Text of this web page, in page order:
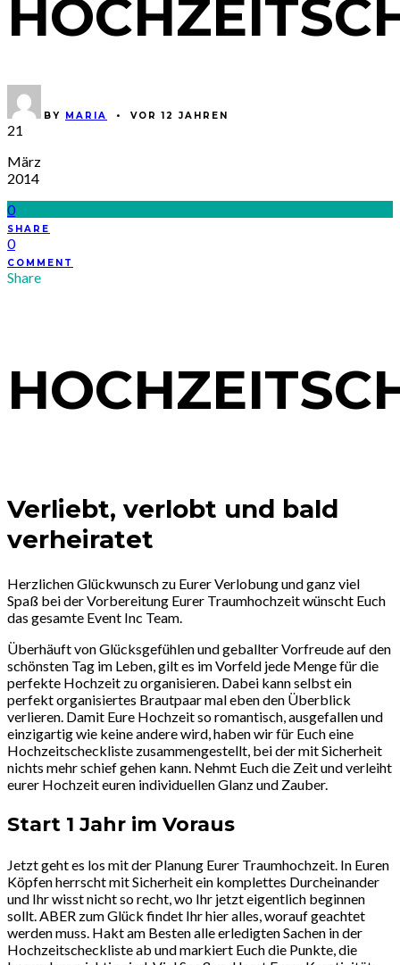
BY MARIA • VOR 12 JAHREN
21
März
2014
0
SHARE
0
COMMENT
Share
Verliebt, verlobt und bald
verheiratet
Herzlichen Glückwunsch zu Eurer Verlobung und ganz viel
Spaß bei der Vorbereitung Eurer Traumhochzeit wünscht Euch
das gesamte Event Inc Team.
Überhäuft von Glücksgefühlen und geballter Vorfreude auf den
schönsten Tag im Leben, gilt es im Vorfeld jede Menge für die
perfekte Hochzeit zu organisieren. Dabei kann selbst ein
perfekt organisiertes Brautpaar mal eben den Überblick
verlieren. Damit Eure Hochzeit so romantisch, ausgefallen und
einzigartig wie keine andere wird, haben wir für Euch eine
Hochzeitscheckliste zusammengestellt, bei der mit Sicherheit
nichts mehr schief gehen kann. Nehmt Euch die Zeit und verleiht
eurer Hochzeit euren individuellen Glanz und Zauber.
Start 1 Jahr im Voraus
Jetzt geht es los mit der Planung Eurer Traumhochzeit. In Euren
Köpfen herrscht mit Sicherheit ein komplettes Durcheinander
und Ihr wisst nicht so recht, wo Ihr jetzt eigentlich beginnen
sollt. ABER zum Glück findet Ihr hier alles, worauf geachtet
werden muss. Hakt am Besten alle erledigten Sachen in der
Hochzeitscheckliste ab und markiert Euch die Punkte, die